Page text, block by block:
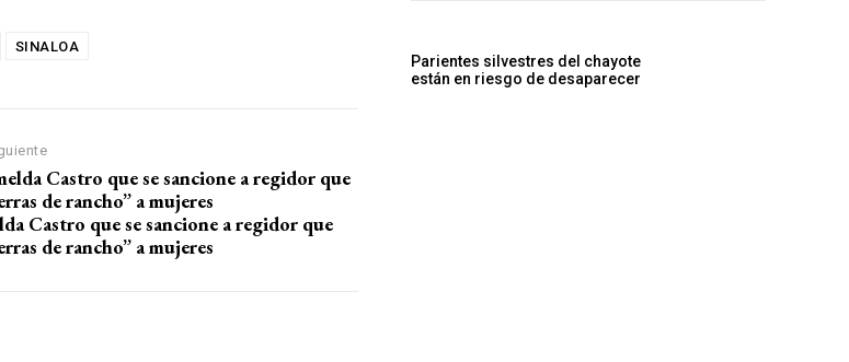
SINALOA
Castro que se sancione a regidor que
de rancho” a mujeres
Parientes silvestres del chayote
están en riesgo de desaparecer